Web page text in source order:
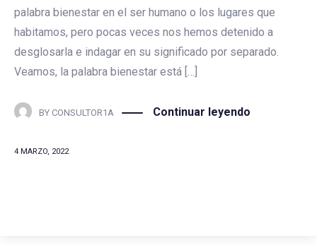
palabra bienestar en el ser humano o los lugares que
habitamos, pero pocas veces nos hemos detenido a
desglosarla e indagar en su significado por separado.
Veamos, la palabra bienestar está […]
BY CONSULTOR1A Continuar leyendo
4 MARZO, 2022